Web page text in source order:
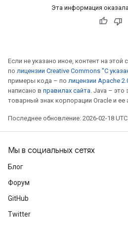
Эта информация
Если не указано иное, контент на этой
по лицензии Creative Commons "С
примеры кода – по лицензии Apache
написано в правилах сайта. Java – это
товарный знак корпорации Oracle и
Последнее обновление: 2026-02-18
Мы в социальных сетях
Блог
Форум
GitHub
Twitter